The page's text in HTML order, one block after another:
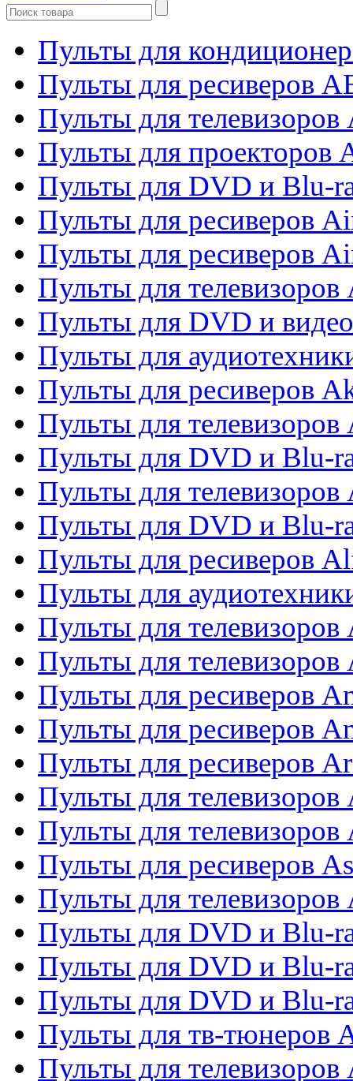
Пульты для
Пульты для ресиверов
Пульты для телевизоров
Пульты для проекторов
Пульты для DVD и Blu-
Пульты для ресиверов
Пульты для ресиверов
Пульты для телевизоров
Пульты для DVD и
Пульты для
Пульты для ресиверов
Пульты для телевизоров
Пульты для DVD и Blu-
Пульты для
Пульты для DVD и Blu-
Пульты для ресиверов
Пульты для
Пульты для
Пульты для
Пульты для ресиверов
Пульты для ресиверов
Пульты для ресиверов
Пульты для
Пульты для телевизоров
Пульты для ресиверов
Пульты для телевизоров
Пульты для DVD и Blu-
Пульты для DVD и Blu-
Пульты для DVD и Blu-
Пульты для тв-тюнеров
Пульты для телевизоров